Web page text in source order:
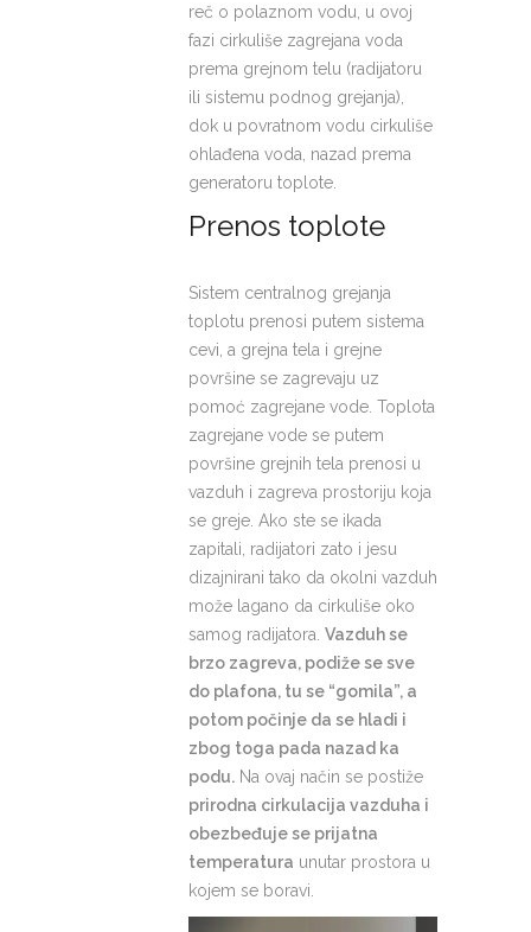
reč o polaznom vodu, u ovoj
fazi cirkuliše zagrejana voda
prema grejnom telu (radijatoru
ili sistemu podnog grejanja),
dok u povratnom vodu cirkuliše
ohlađena voda, nazad prema
generatoru toplote.
Prenos toplote
Sistem centralnog grejanja
toplotu prenosi putem sistema
cevi, a grejna tela i grejne
površine se zagrevaju uz
pomoć zagrejane vode. Toplota
zagrejane vode se putem
površine grejnih tela prenosi u
vazduh i zagreva prostoriju koja
se greje. Ako ste se ikada
zapitali, radijatori zato i jesu
dizajnirani tako da okolni vazduh
može lagano da cirkuliše oko
samog radijatora. Vazduh se
brzo zagreva, podiže se sve
do plafona, tu se “gomila”, a
potom počinje da se hladi i
zbog toga pada nazad ka
podu. Na ovaj način se postiže
prirodna cirkulacija vazduha i
obezbeđuje se prijatna
temperatura unutar prostora u
kojem se boravi.